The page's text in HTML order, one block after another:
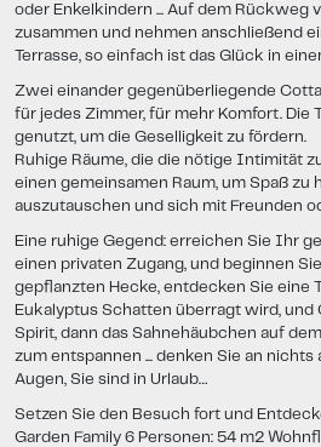
oder Enkelkindern ... Auf dem Rückweg
zusammen und nehmen anschließend
Terrasse, so einfach ist das Glück in
Zwei einander gegenüberliegende
für jedes Zimmer, für mehr Komfort. Die
genutzt, um die Geselligkeit zu fördern.
Ruhige Räume, die die nötige Intimität
einen gemeinsamen Raum, um Spaß zu
auszutauschen und sich mit Freunden
Eine ruhige Gegend: erreichen Sie Ihr
einen privaten Zugang, und beginnen
gepflanzten Hecke, entdecken Sie eine
Eukalyptus Schatten überragt wird, und
Spirit, dann das Sahnehäubchen auf
zum entspannen ... denken Sie an nichts
Augen, Sie sind in Urlaub…
Setzen Sie den Besuch fort und
Garden Family 6 Personen: 54 m2